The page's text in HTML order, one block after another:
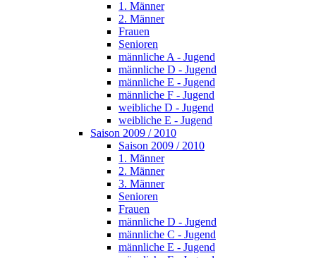
1. Männer
2. Männer
Frauen
Senioren
männliche A - Jugend
männliche D - Jugend
männliche E - Jugend
männliche F - Jugend
weibliche D - Jugend
weibliche E - Jugend
Saison 2009 / 2010
Saison 2009 / 2010
1. Männer
2. Männer
3. Männer
Senioren
Frauen
männliche D - Jugend
männliche C - Jugend
männliche E - Jugend